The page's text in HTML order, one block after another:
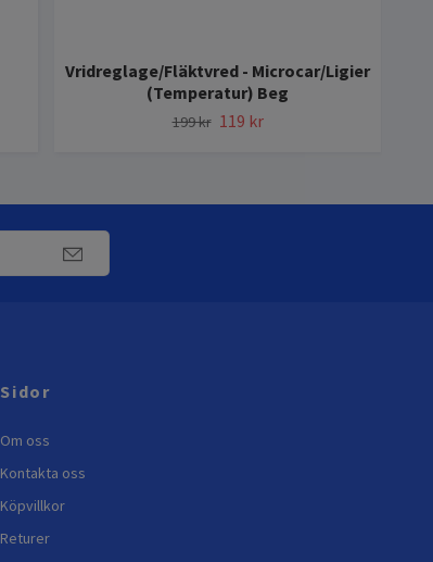
Vridreglage/Fläktvred - Microcar/Ligier
(Temperatur) Beg
199 kr 119 kr
Sidor
Om oss
Kontakta oss
Köpvillkor
Returer